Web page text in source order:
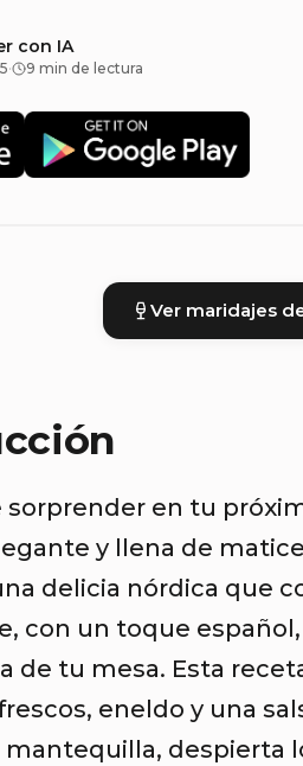
con IA
· 9 min de lectura
Ver maridajes
sorprender en tu
y llena de
delicia nórdica que
con un toque
de tu mesa. Esta
eneldo y una
despierta